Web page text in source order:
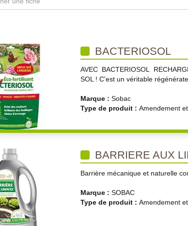
BACTERIOSOL
AVEC BACTERIOSOL
SOL ! C'est un véritable
Marque : Sobac
Type de produit : Amendement
BARRIERE AUX
Barrière mécanique et naturelle
Marque : SOBAC
Type de produit : Amendement